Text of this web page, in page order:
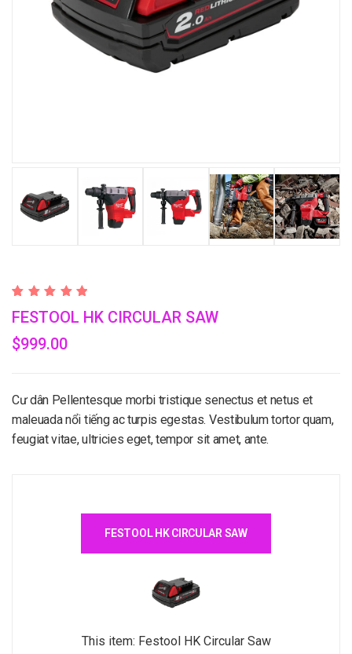
con5.00
de 5 en
base a
valoración
FESTOOL HK CIRCULAR SAW
$999.00
Cư dân Pellentesque morbi tristique senectus et netus et
maleuada nổi tiếng ac turpis egestas. Vestibulum tortor quam,
feugiat vitae, ultricies eget, tempor sit amet, ante.
FESTOOL HK CIRCULAR SAW
This item: Festool HK Circular Saw